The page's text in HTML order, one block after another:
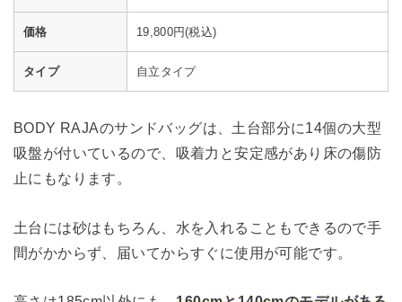
価格 19,800円(税込)
タイプ 自立タイプ
BODY RAJAのサンドバッグは、土台部分に14個の大型
吸盤が付いているので、吸着力と安定感があり床の傷防
止にもなります。
土台には砂はもちろん、水を入れることもできるので手
間がかからず、届いてからすぐに使用が可能です。